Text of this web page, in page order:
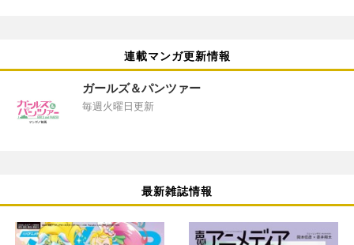
連載マンガ更新情報
ガールズ＆パンツァー
毎週火曜日更新
最新雑誌情報